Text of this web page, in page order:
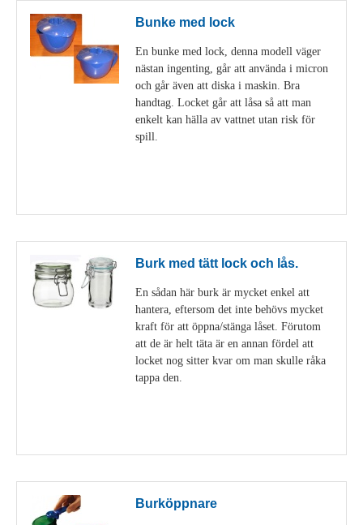
Bunke med lock
En bunke med lock, denna modell väger
nästan ingenting, går att använda i micron
och går även att diska i maskin. Bra
handtag. Locket går att låsa så att man
enkelt kan hälla av vattnet utan risk för
spill.
Burk med tätt lock och lås.
En sådan här burk är mycket enkel att
hantera, eftersom det inte behövs mycket
kraft för att öppna/stänga låset. Förutom
att de är helt täta är en annan fördel att
locket nog sitter kvar om man skulle råka
tappa den.
Burköppnare